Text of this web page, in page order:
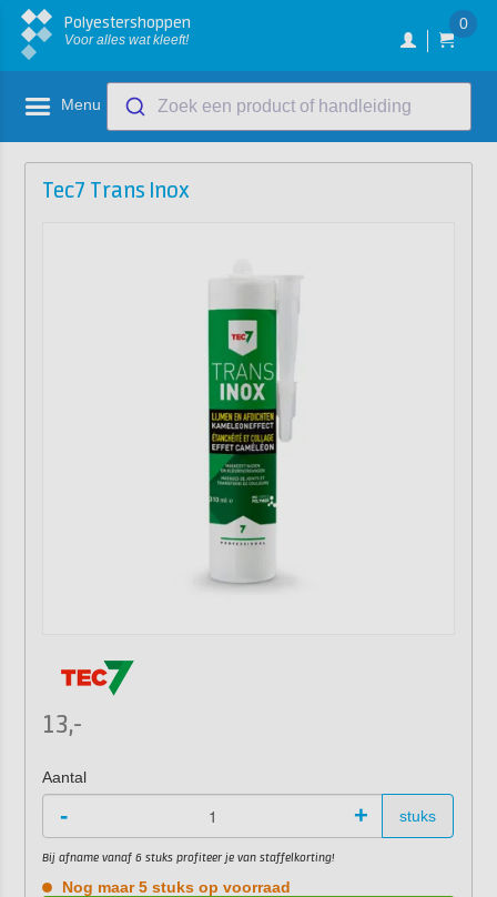
Polyestershoppen
Voor alles wat kleeft!
0
Menu Zoek een product of handleiding
Tec7 Trans Inox
13,-
Aantal
- + stuks
Bij afname vanaf 6 stuks profiteer je van staffelkorting!
Nog maar 5 stuks op voorraad